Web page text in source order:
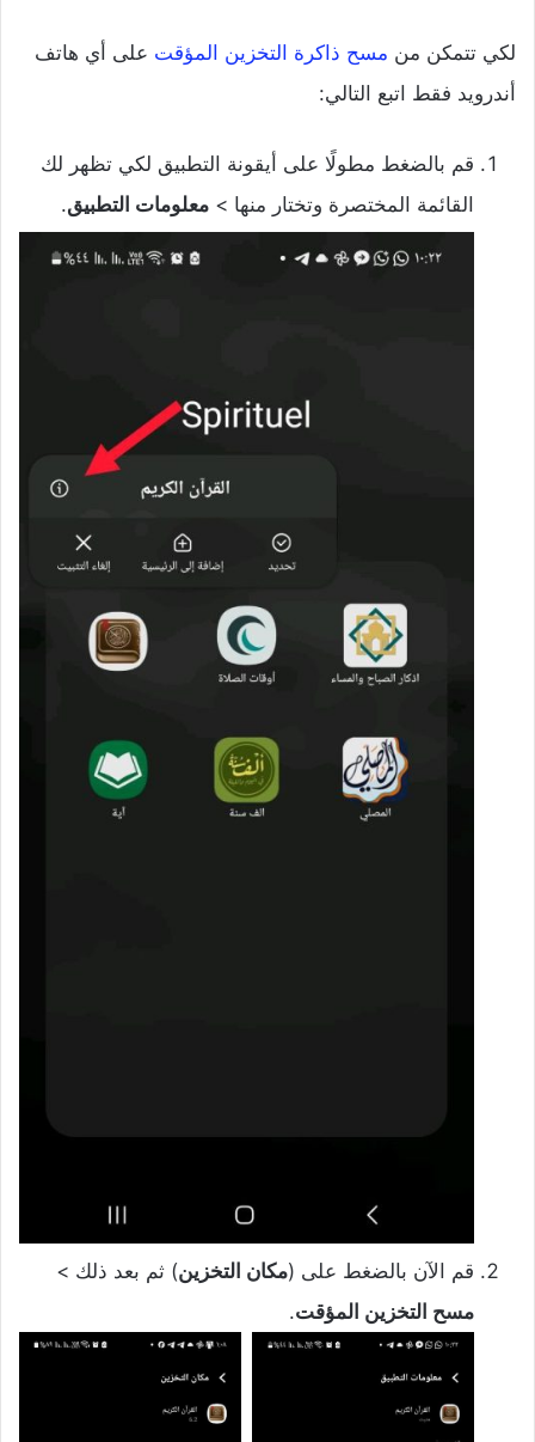
لكي تتمكن من مسح ذاكرة التخزين المؤقت على أي هاتف
أندرويد فقط اتبع التالي:
قم بالضغط مطولًا على أيقونة التطبيق لكي تظهر لك
القائمة المختصرة وتختار منها > معلومات التطبيق.
قم الآن بالضغط على (مكان التخزين) ثم بعد ذلك >
مسح التخزين المؤقت.